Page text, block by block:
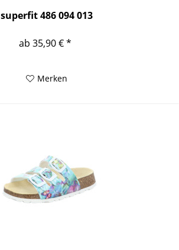
superfit 486 094 013
ab 35,90 € *
Merken